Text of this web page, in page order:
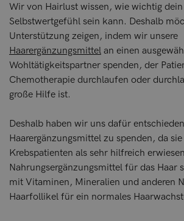
Wir von Hairlust wissen, wie wichtig
Selbstwertgefühl sein kann. Deshalb
Unterstützung zeigen, indem wir unsere
Haarergänzungsmittel an einen
Wohltätigkeitspartner spenden, der
Chemotherapie durchlaufen oder
große Hilfe ist.
Deshalb haben wir uns dafür
Haarergänzungsmittel zu spenden, da
Krebspatienten als sehr hilfreich
Nahrungsergänzungsmittel für das Haar
mit Vitaminen, Mineralien und anderen
Haarfollikel für ein normales